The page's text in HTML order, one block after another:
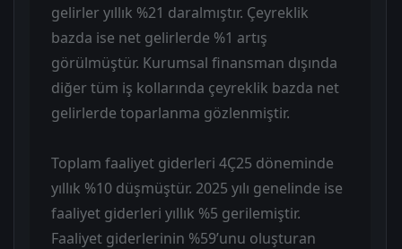
gelirler yıllık %21 daralmıştır. Çeyreklik
bazda ise net gelirlerde %1 artış
görülmüştür. Kurumsal finansman dışında
diğer tüm iş kollarında çeyreklik bazda net
gelirlerde toparlanma gözlenmiştir.
Toplam faaliyet giderleri 4Ç25 döneminde
yıllık %10 düşmüştür. 2025 yılı genelinde ise
faaliyet giderleri yıllık %5 gerilemiştir.
Faaliyet giderlerinin %59’unu oluşturan